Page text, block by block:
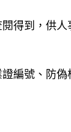
得到，供
編號、防偽